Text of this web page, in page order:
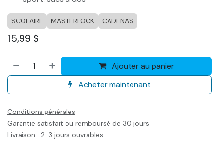
SCOLAIRE MASTERLOCK CADENAS
15,99 $
Ajouter au panier
Acheter maintenant
Conditions générales
Garantie satisfait ou remboursé de 30 jours
Livraison : 2-3 jours ouvrables